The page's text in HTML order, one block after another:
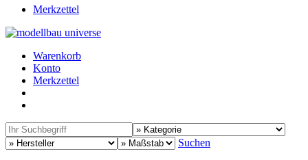
Merkzettel
Warenkorb
Konto
Merkzettel
Suchen